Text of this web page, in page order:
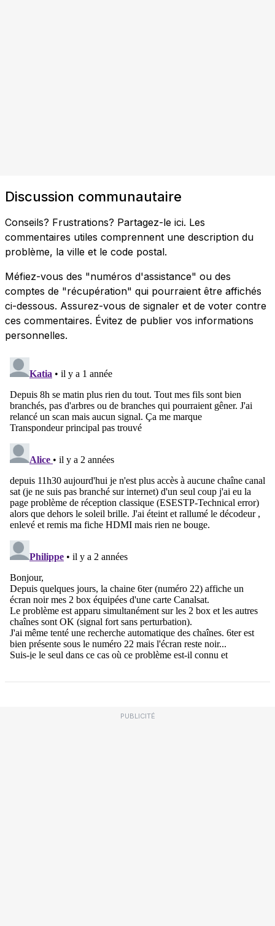
Discussion communautaire
Conseils? Frustrations? Partagez-le ici. Les
commentaires utiles comprennent une description du
problème, la ville et le code postal.
Méfiez-vous des "numéros d'assistance" ou des
comptes de "récupération" qui pourraient être affichés
ci-dessous. Assurez-vous de signaler et de voter contre
ces commentaires. Évitez de publier vos informations
personnelles.
PUBLICITÉ